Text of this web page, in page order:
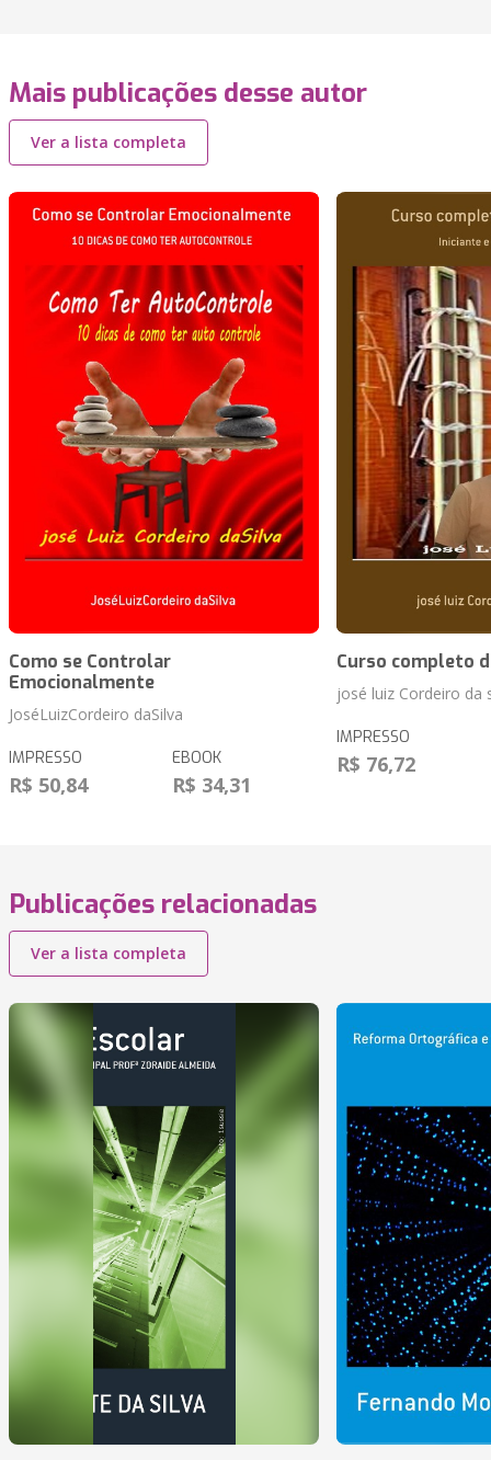
Mais publicações desse autor
Ver a lista completa
Como se Controlar
Emocionalmente
JoséLuizCordeiro daSilva
IMPRESSO
R$ 50,84
EBOOK
R$ 34,31
Curso completo
josé luiz Cordeiro da
IMPRESSO
R$ 76,72
Publicações relacionadas
Ver a lista completa